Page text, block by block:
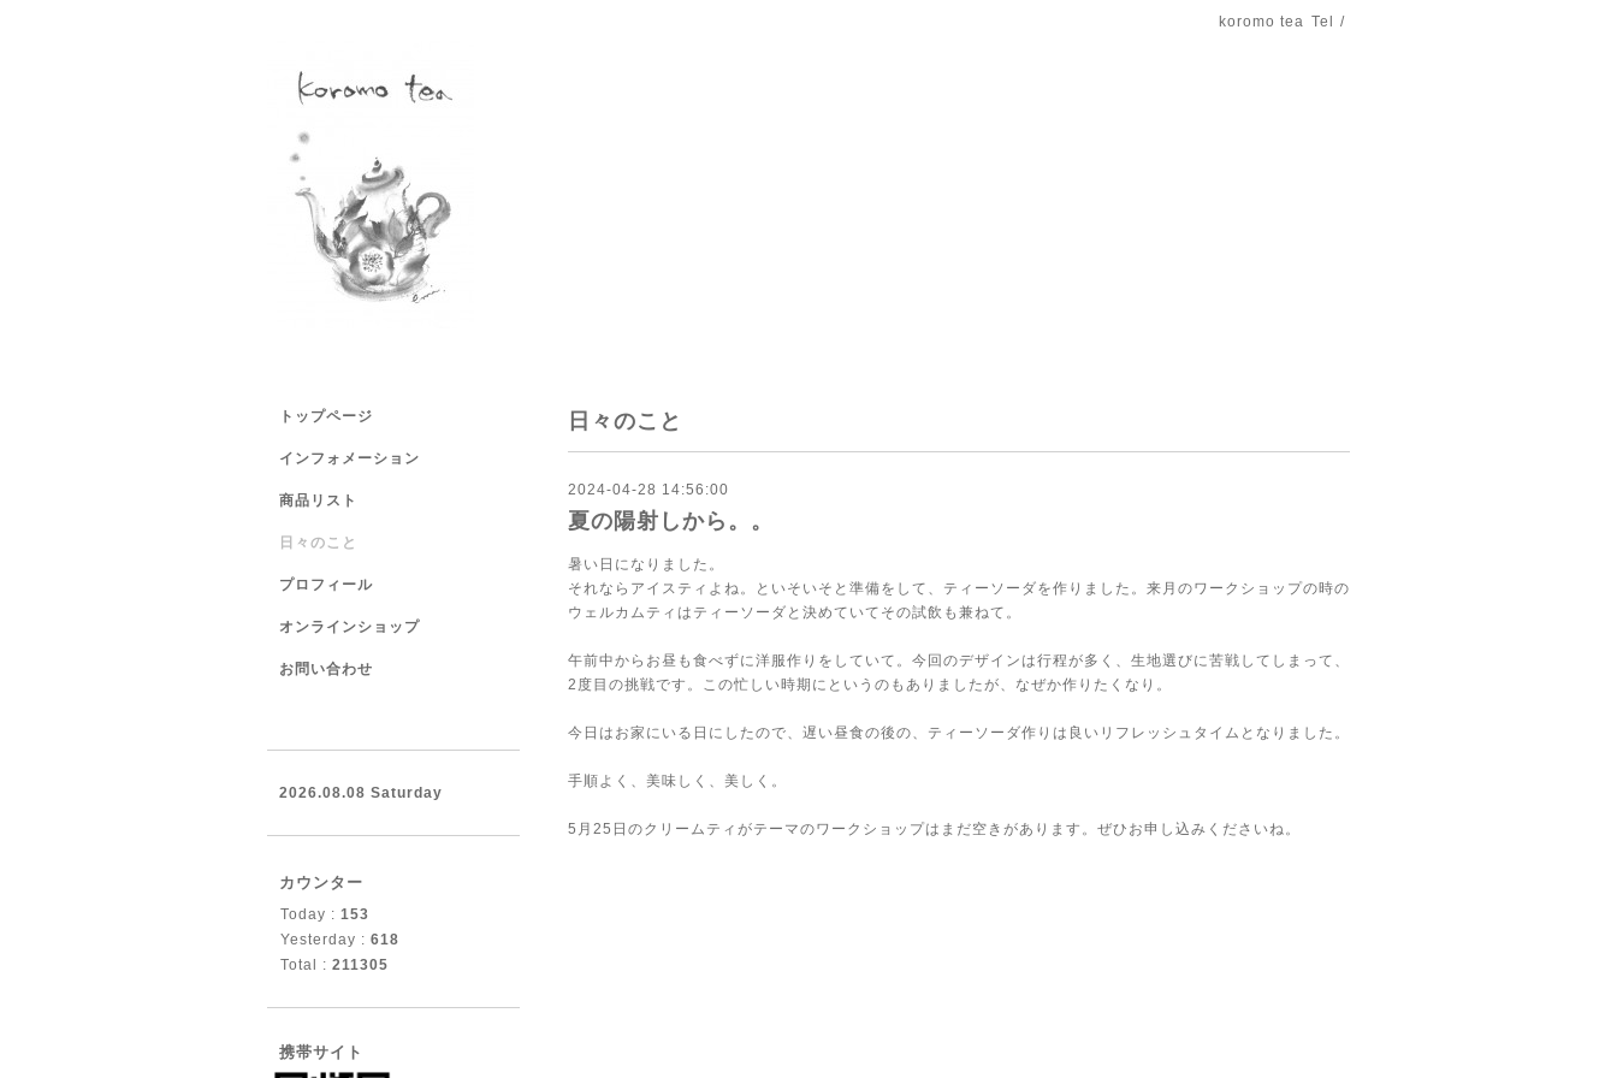
koromo tea Tel /
日々のこと
2024-04-28 14:56:00
夏の陽射しから。。
暑い日になりました。
それならアイスティよね。といそいそと準備をして、ティーソーダを作りました。来月のワークショップの時の
ウェルカムティはティーソーダと決めていてその試飲も兼ねて。
午前中からお昼も食べずに洋服作りをしていて。今回のデザインは行程が多く、生地選びに苦戦してしまって、
2度目の挑戦です。この忙しい時期にというのもありましたが、なぜか作りたくなり。
今日はお家にいる日にしたので、遅い昼食の後の、ティーソーダ作りは良いリフレッシュタイムとなりました。
手順よく、美味しく、美しく。
5月25日のクリームティがテーマのワークショップはまだ空きがあります。ぜひお申し込みくださいね。
トップページ
インフォメーション
商品リスト
日々のこと
プロフィール
オンラインショップ
お問い合わせ
2026.08.08 Saturday
カウンター
Today : 153
Yesterday : 618
Total : 211305
携帯サイト